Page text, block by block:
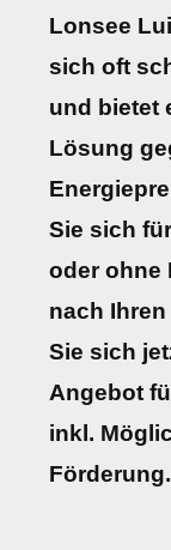
Lonsee
sich oft
und bietet
Lösung
Sie sich
oder ohne
nach
Sie sich
Angebot
inkl.